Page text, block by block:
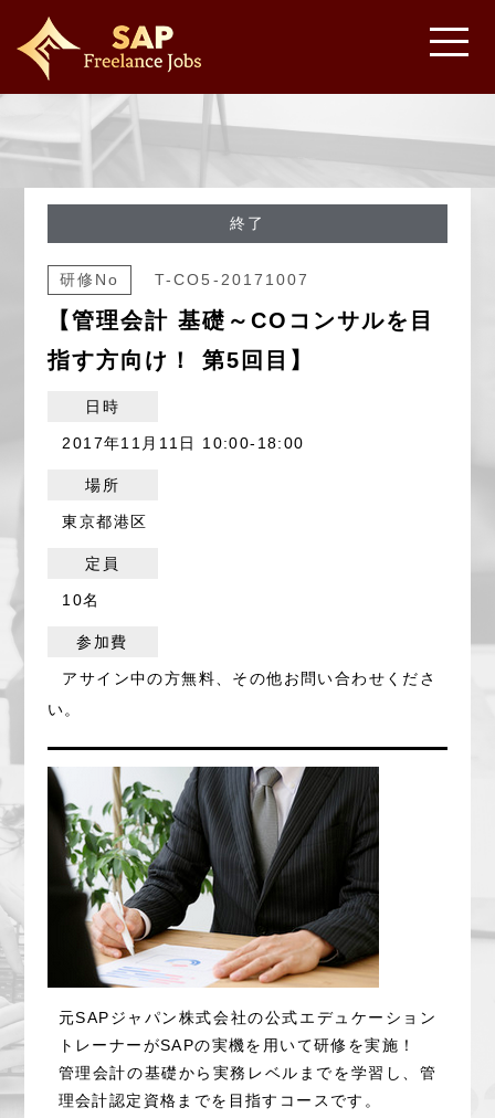
終了
研修No T-CO5-20171007
【管理会計 基礎～COコンサルを目
指す方向け！ 第5回目】
日時
2017年11月11日 10:00-18:00
場所
東京都港区
定員
10名
参加費
アサイン中の方無料、その他お問い合わせくださ
い。
元SAPジャパン株式会社の公式エデュケーション
トレーナーがSAPの実機を用いて研修を実施！
管理会計の基礎から実務レベルまでを学習し、管
理会計認定資格までを目指すコースです。